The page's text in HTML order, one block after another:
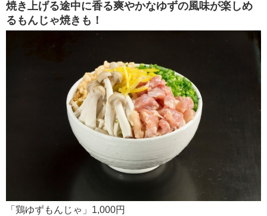
焼き上げる途中に香る爽やかなゆずの風味が楽しめ
るもんじゃ焼きも！
「鶏ゆずもんじゃ」1,000円